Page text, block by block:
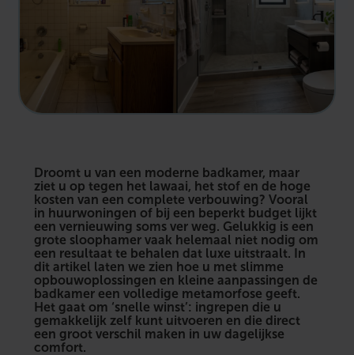
Droomt u van een moderne badkamer, maar
ziet u op tegen het lawaai, het stof en de hoge
kosten van een complete verbouwing? Vooral
in huurwoningen of bij een beperkt budget lijkt
een vernieuwing soms ver weg. Gelukkig is een
grote sloophamer vaak helemaal niet nodig om
een resultaat te behalen dat luxe uitstraalt. In
dit artikel laten we zien hoe u met slimme
opbouwoplossingen en kleine aanpassingen de
badkamer een volledige metamorfose geeft.
Het gaat om ‘snelle winst’: ingrepen die u
gemakkelijk zelf kunt uitvoeren en die direct
een groot verschil maken in uw dagelijkse
comfort.